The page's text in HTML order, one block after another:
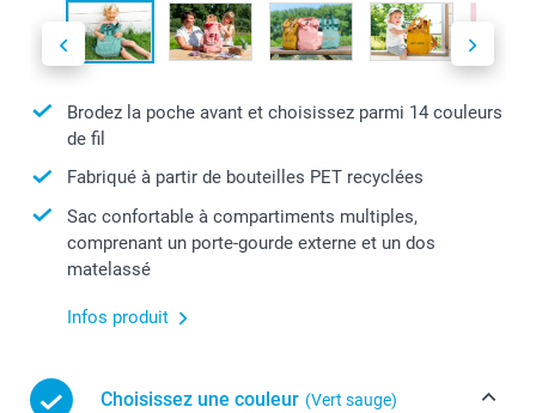
Brodez la poche avant et choisissez parmi 14 couleurs
de fil
Fabriqué à partir de bouteilles PET recyclées
Sac confortable à compartiments multiples,
comprenant un porte-gourde externe et un dos
matelassé
Infos produit
Choisissez une couleur (Vert sauge)